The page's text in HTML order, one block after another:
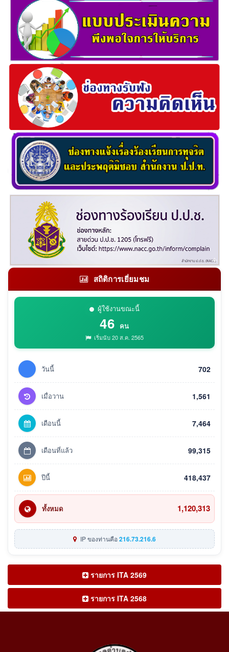
สถิติการเยี่ยมชม
ผู้ใช้งานขณะนี้
46 คน
เริ่มนับ 20 ส.ค. 2565
วันนี้ 702
เมื่อวาน 1,561
เดือนนี้ 7,464
เดือนที่แล้ว 99,315
ปีนี้ 418,437
ทั้งหมด 1,120,313
IP ของท่านคือ216.73.216.6
รายการ ITA 2569
รายการ ITA 2568